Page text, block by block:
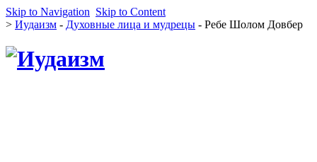
Skip to Navigation Skip to Content
> Иудаизм - Духовные лица и мудрецы - Ребе Шолом Довбер